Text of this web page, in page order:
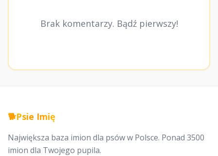
Brak komentarzy. Bądź pierwszy!
🐕Psie Imię
Największa baza imion dla psów w Polsce. Ponad 3500
imion dla Twojego pupila.